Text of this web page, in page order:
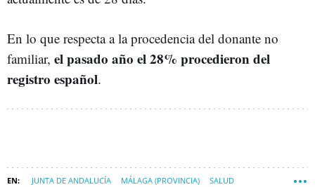
En lo que respecta a la procedencia del donante no
familiar, el pasado año el 28% procedieron del
registro español.
JUNTA DE ANDALUCÍA MÁLAGA (PROVINCIA) SALUD